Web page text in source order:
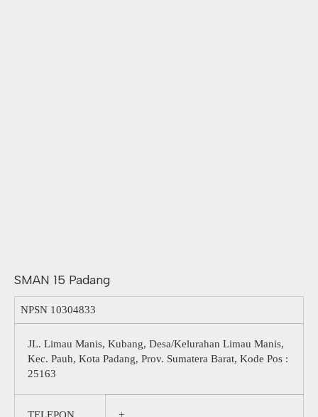
SMAN 15 Padang
NPSN 10304833
JL. Limau Manis, Kubang, Desa/Kelurahan Limau Manis,
Kec. Pauh, Kota Padang, Prov. Sumatera Barat, Kode Pos :
25163